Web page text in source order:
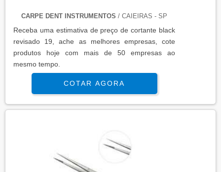
CARPE DENT INSTRUMENTOS / CAIEIRAS - SP
Receba uma estimativa de preço de cortante black
revisado 19, ache as melhores empresas, cote
produtos hoje com mais de 50 empresas ao
mesmo tempo.
COTAR AGORA